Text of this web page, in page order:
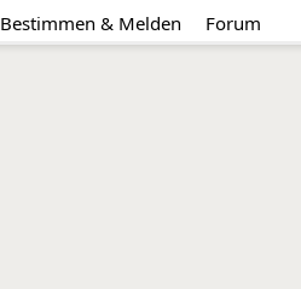
Bestimmen & Melden Forum